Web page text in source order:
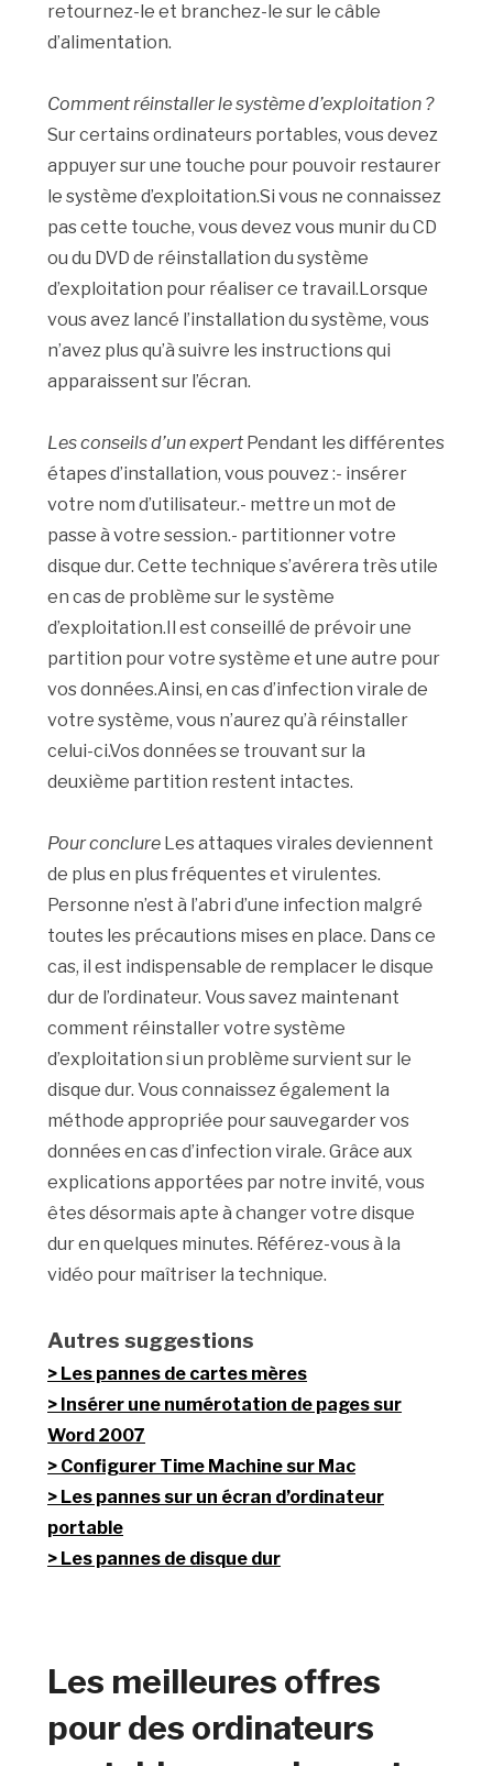
retournez-le et branchez-le sur le câble
d’alimentation.
Comment réinstaller le système d’exploitation ?
Sur certains ordinateurs portables, vous devez
appuyer sur une touche pour pouvoir restaurer
le système d’exploitation.Si vous ne connaissez
pas cette touche, vous devez vous munir du CD
ou du DVD de réinstallation du système
d’exploitation pour réaliser ce travail.Lorsque
vous avez lancé l’installation du système, vous
n’avez plus qu’à suivre les instructions qui
apparaissent sur l’écran.
Les conseils d’un expertPendant les différentes
étapes d’installation, vous pouvez :- insérer
votre nom d’utilisateur.- mettre un mot de
passe à votre session.- partitionner votre
disque dur. Cette technique s’avérera très utile
en cas de problème sur le système
d’exploitation.Il est conseillé de prévoir une
partition pour votre système et une autre pour
vos données.Ainsi, en cas d’infection virale de
votre système, vous n’aurez qu’à réinstaller
celui-ci.Vos données se trouvant sur la
deuxième partition restent intactes.
Pour conclure Les attaques virales deviennent
de plus en plus fréquentes et virulentes.
Personne n’est à l’abri d’une infection malgré
toutes les précautions mises en place. Dans ce
cas, il est indispensable de remplacer le disque
dur de l’ordinateur. Vous savez maintenant
comment réinstaller votre système
d’exploitation si un problème survient sur le
disque dur. Vous connaissez également la
méthode appropriée pour sauvegarder vos
données en cas d’infection virale. Grâce aux
explications apportées par notre invité, vous
êtes désormais apte à changer votre disque
dur en quelques minutes. Référez-vous à la
vidéo pour maîtriser la technique.
Autres suggestions
Les pannes de cartes mères
Insérer une numérotation de pages sur
Word 2007
Configurer Time Machine sur Mac
Les pannes sur un écran d’ordinateur
portable
Les pannes de disque dur
Les meilleures offres
pour des ordinateurs